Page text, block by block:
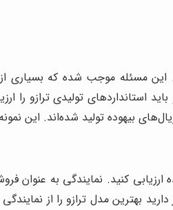
مسئله موجب شده که بسیاری از
استانداردهای تولیدی ترازو را
بیهوده تولید شده‌اند. این
کنید. نمایندگی به عنوان
بهترین مدل ترازو را از